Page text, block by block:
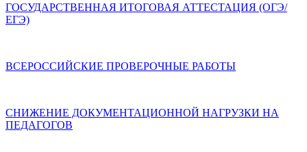
ГОСУДАРСТВЕННАЯ ИТОГОВАЯ АТТЕСТАЦИЯ (ОГЭ/
ЕГЭ)
ВСЕРОССИЙСКИЕ ПРОВЕРОЧНЫЕ РАБОТЫ
СНИЖЕНИЕ ДОКУМЕНТАЦИОННОЙ НАГРУЗКИ НА
ПЕДАГОГОВ